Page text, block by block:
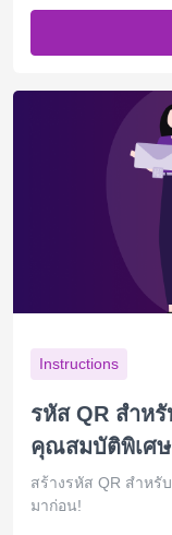
Instructions
รหัส QR สำห
คุณสมบัติพิเศษ
สร้างรหัส QR สำหรั
มาก่อน!